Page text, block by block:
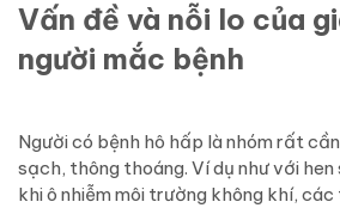
Vấn đề và nỗi lo của
người mắc bệnh
Người có bệnh hô hấp là nhóm rất
sạch, thông thoáng. Ví dụ như với hen
khiô nhiễm môi trường không khí, các